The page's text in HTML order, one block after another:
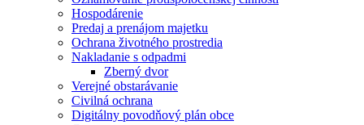
Hospodárenie
Predaj a prenájom majetku
Ochrana životného prostredia
Nakladanie s odpadmi
Zberný dvor
Verejné obstarávanie
Civilná ochrana
Digitálny povodňový plán obce